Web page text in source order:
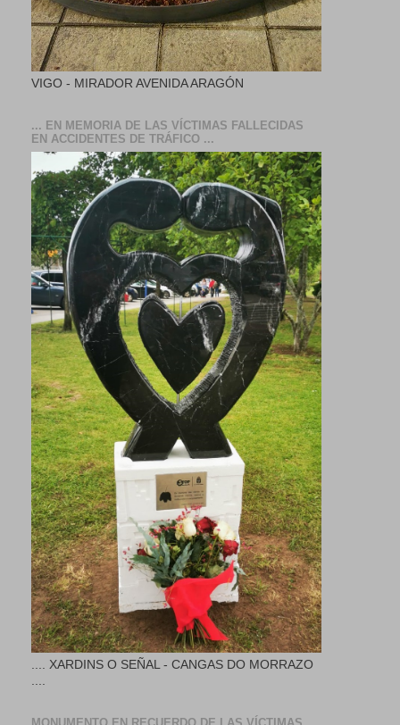
VIGO - MIRADOR AVENIDA ARAGÓN
... EN MEMORIA DE LAS VÍCTIMAS FALLECIDAS
EN ACCIDENTES DE TRÁFICO ...
.... XARDINS O SEÑAL - CANGAS DO MORRAZO